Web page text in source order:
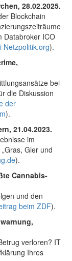
28.02.2025.
Blockchain
Databroker ICO
Netzpolitik.org).
bei
die Diskussion
der
).
21.04.2023.
im
Gier und
).
Cannabis-
und den
beim ZDF).
verloren? IT
Ihres